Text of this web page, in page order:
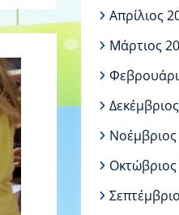
Απρίλιος
Μάρτιος